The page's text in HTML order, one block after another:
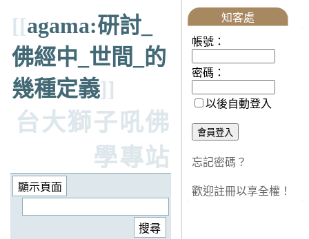
[[agama:研討_
佛經中_世間_的
幾種定義]]
台大獅子吼佛
學專站
知客處
帳號：
密碼：
以後自動登入
忘記密碼？
歡迎註冊以享全權！